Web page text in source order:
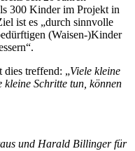
300 Kinder im Projekt in
ist es „durch sinnvolle
(Waisen-)Kinder
dies treffend: „Viele kleine
kleine Schritte tun, können
und Harald Billinger für